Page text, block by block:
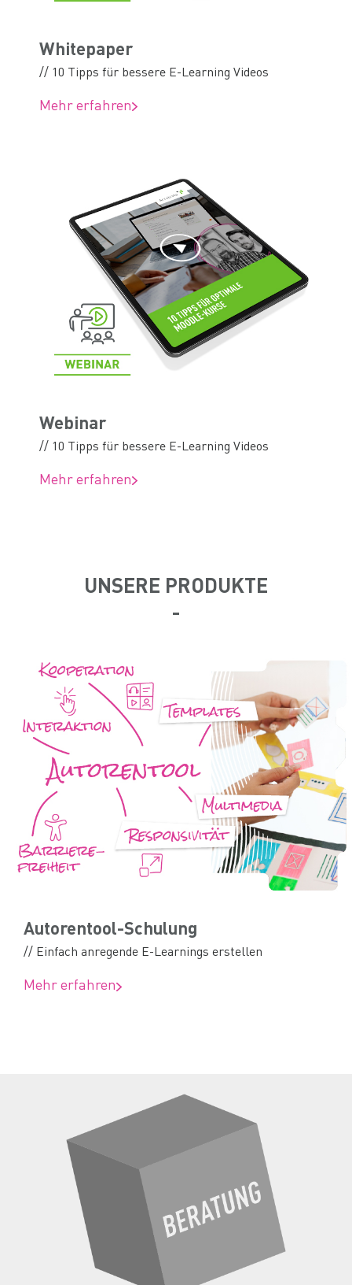
Whitepaper
// 10 Tipps für bessere E-Learning Videos
Mehr erfahren
Webinar
// 10 Tipps für bessere E-Learning Videos
Mehr erfahren
UNSERE PRODUKTE
Autorentool-Schulung
// Einfach anregende E-Learnings erstellen
Mehr erfahren